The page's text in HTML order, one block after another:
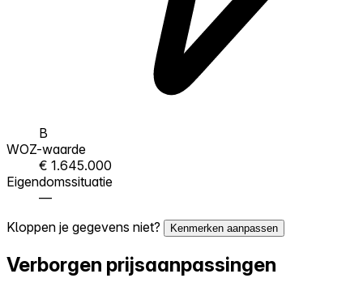
B
WOZ-waarde
€ 1.645.000
Eigendomssituatie
—
Kloppen je gegevens niet?
Kenmerken aanpassen
Verborgen prijsaanpassingen